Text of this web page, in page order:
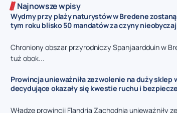
Najnowsze wpisy
Wydmy przy plaży naturystów w Bredene
tym roku blisko 50 mandatów za czyny
Chroniony obszar przyrodniczy Spanjaardduin w
tuż obok...
Prowincja unieważniła zezwolenie na duży sklep
decydujące okazały się kwestie ruchu i
Władze prowincji Flandria Zachodnia unieważniły